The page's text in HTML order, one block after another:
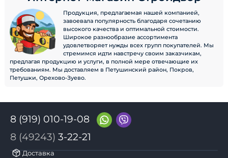
Продукция, предлагаемая нашей компанией,
завоевала популярность благодаря сочетанию
высокого качества и оптимальной стоимости.
Широкое разнообразие ассортимента
удовлетворяет нужды всех групп покупателей. Мы
стремимся идти навстречу своим заказчикам,
предлагая продукцию и услуги, в полной мере отвечающие их
требованиям. Мы доставляем в Петушинский район, Покров,
Петушки, Орехово-Зуево.
8 (919) 010-19-08
8 (49243) 3-22-21
Доставка